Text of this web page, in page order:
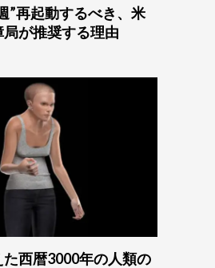
”再起動するべき、米
が推奨する理由
西暦3000年の人類の